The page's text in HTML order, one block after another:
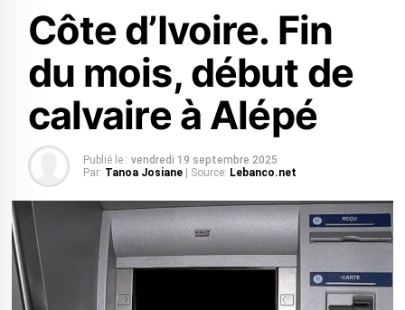
Côte d’Ivoire. Fin
du mois, début de
calvaire à Alépé
Publié le : vendredi 19 septembre 2025
Par: Tanoa Josiane | Source: Lebanco.net